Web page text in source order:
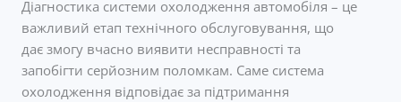
Діагностика системи охолодження автомобіля – це
важливий етап технічного обслуговування, що
дає змогу вчасно виявити несправності та
запобігти серйозним поломкам. Саме система
охолодження відповідає за підтримання